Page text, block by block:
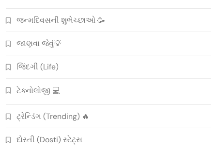
જન્મદિવસની શુભેચ્છાઓ 🥳
જાણવા જેવું💡
જિંદગી (Life)
ટેક્નોલોજી 💻
ટ્રેન્ડિંગ (Trending) 🔥
દોસ્તી (Dosti) સ્ટેટ્સ